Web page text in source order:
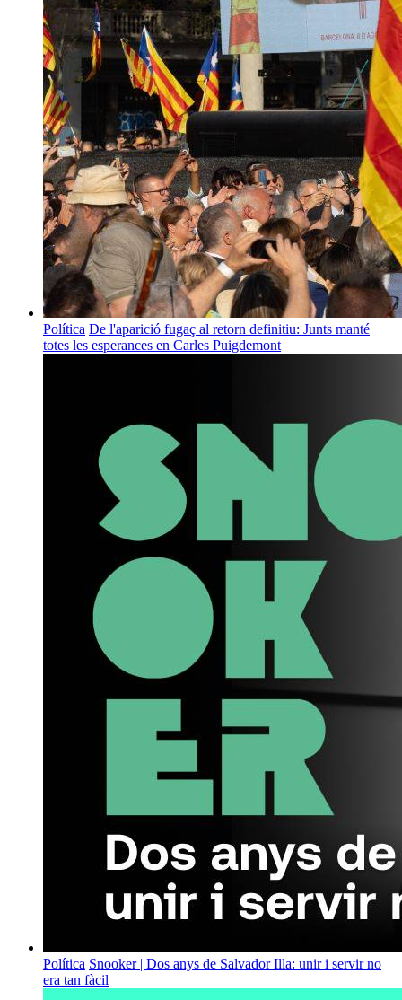
Política De l'aparició fugaç al retorn definitiu: Junts manté
totes les esperances en Carles Puigdemont
Política Snooker | Dos anys de Salvador Illa: unir i servir no
era tan fàcil